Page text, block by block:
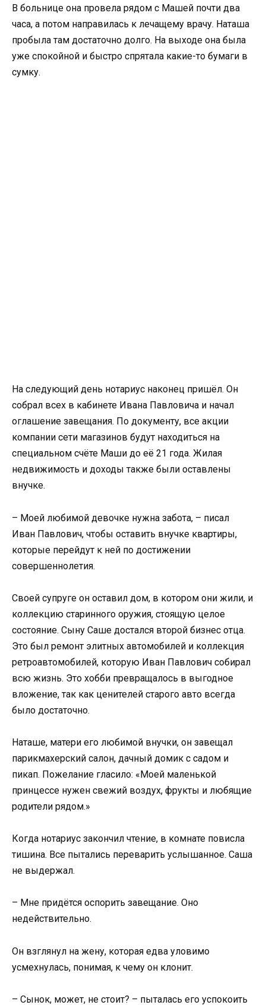
В больнице она провела рядом с Машей почти два
часа, а потом направилась к лечащему врачу. Наташа
пробыла там достаточно долго. На выходе она была
уже спокойной и быстро спрятала какие-то бумаги в
сумку.
На следующий день нотариус наконец пришёл. Он
собрал всех в кабинете Ивана Павловича и начал
оглашение завещания. По документу, все акции
компании сети магазинов будут находиться на
специальном счёте Маши до её 21 года. Жилая
недвижимость и доходы также были оставлены
внучке.
– Моей любимой девочке нужна забота, – писал
Иван Павлович, чтобы оставить внучке квартиры,
которые перейдут к ней по достижении
совершеннолетия.
Своей супруге он оставил дом, в котором они жили, и
коллекцию старинного оружия, стоящую целое
состояние. Сыну Саше достался второй бизнес отца.
Это был ремонт элитных автомобилей и коллекция
ретроавтомобилей, которую Иван Павлович собирал
всю жизнь. Это хобби превращалось в выгодное
вложение, так как ценителей старого авто всегда
было достаточно.
Наташе, матери его любимой внучки, он завещал
парикмахерский салон, дачный домик с садом и
пикап. Пожелание гласило: «Моей маленькой
принцессе нужен свежий воздух, фрукты и любящие
родители рядом.»
Когда нотариус закончил чтение, в комнате повисла
тишина. Все пытались переварить услышанное. Саша
не выдержал.
– Мне придётся оспорить завещание. Оно
недействительно.
Он взглянул на жену, которая едва уловимо
усмехнулась, понимая, к чему он клонит.
– Сынок, может, не стоит? – пыталась его успокоить